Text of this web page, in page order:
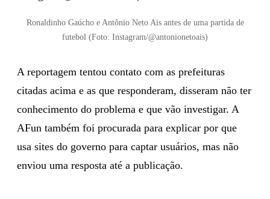
Ronaldinho Gaúcho e Antônio Neto Ais antes de uma partida de
futebol (Foto: Instagram/@antonionetoais)
A reportagem tentou contato com as prefeituras
citadas acima e as que responderam, disseram não ter
conhecimento do problema e que vão investigar. A
AFun também foi procurada para explicar por que
usa sites do governo para captar usuários, mas não
enviou uma resposta até a publicação.